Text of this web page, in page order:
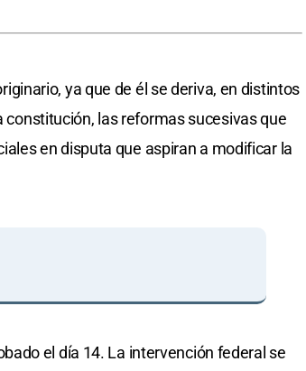
ya que de él se deriva, en distintos
las reformas sucesivas que
en disputa que aspiran a modificar la
el día 14. La intervención federal se